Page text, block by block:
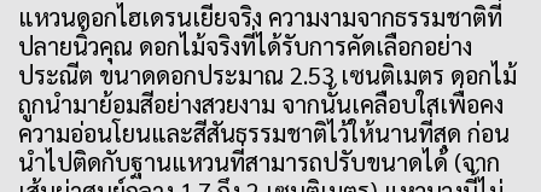
แหวนดอกไฮเดรนเยียจริง ความงามจากธรรมชาติที่
ปลายนิ้วคุณ ดอกไม้จริงที่ได้รับการคัดเลือกอย่าง
ประณีต ขนาดดอกประมาณ 2.53 เซนติเมตร ดอกไม้
ถูกนำมาย้อมสีอย่างสวยงาม จากนั้นเคลือบใสเพื่อคง
ความอ่อนโยนและสีสันธรรมชาติไว้ให้นานที่สุด ก่อน
นำไปติดกับฐานแหวนที่สามารถปรับขนาดได้ (จาก